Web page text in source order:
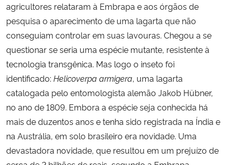
Gabinete de Segurança Institucional
Banco Central do Brasil
Planalto
agricultores relataram à Embrapa e aos órgãos de
pesquisa o aparecimento de uma lagarta que não
conseguiam controlar em suas lavouras. Chegou a se
questionar se seria uma espécie mutante, resistente à
tecnologia transgênica. Mas logo o inseto foi
identificado: Helicoverpa armigera, uma lagarta
catalogada pelo entomologista alemão Jakob Hübner,
no ano de 1809. Embora a espécie seja conhecida há
mais de duzentos anos e tenha sido registrada na Índia e
na Austrália, em solo brasileiro era novidade. Uma
devastadora novidade, que resultou em um prejuízo de